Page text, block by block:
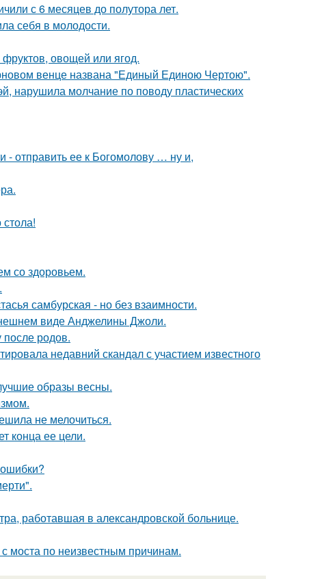
с 6 месяцев до полутора лет.
себя в молодости.
овощей или ягод.
венце названа "Единый Единою Чертою".
нарушила молчание по поводу пластических
отправить ее к Богомолову … ну и,
со здоровьем.
самбурская - но без взаимности.
виде Анджелины Джоли.
родов.
недавний скандал с участием известного
образы весны.
не мелочиться.
конца ее цели.
работавшая в александровской больнице.
моста по неизвестным причинам.